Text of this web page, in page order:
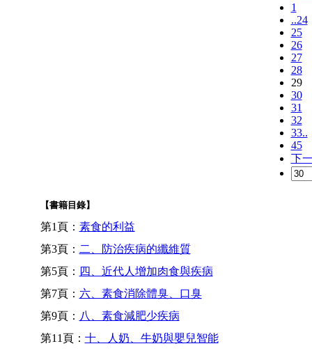
1
..24
25
26
27
28
29
30
31
32
33..
45
下
【書籍目錄】
第1頁： 素食的利益
第3頁： 二、防治疾病的纖維質
第5頁： 四、近代人增加肉食與疾病
第7頁： 六、素食消除體臭、口臭
第9頁： 八、素食減肥少疾病
第11頁： 十、人奶、牛奶與嬰兒智能